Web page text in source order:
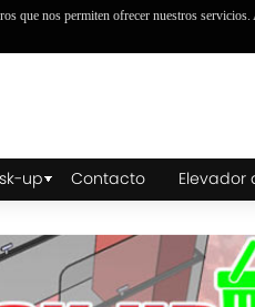
up Contacto Elevador
que nos permiten ofrecer nuestros